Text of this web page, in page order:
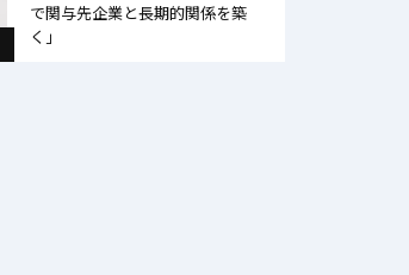
で関与先企業と長期的関係を築
く」